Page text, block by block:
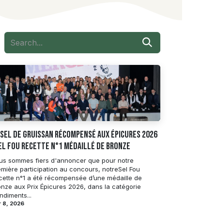
de Gruissan récompensé aux Épicures 2026
Fou Recette n°1 médaillé de bronze
sommes fiers d'annoncer que pour notre
participation au concours, notreSel Fou
n°1 a été récompensée d’une médaille de
aux Prix Épicures 2026, dans la catégorie
8, 2026